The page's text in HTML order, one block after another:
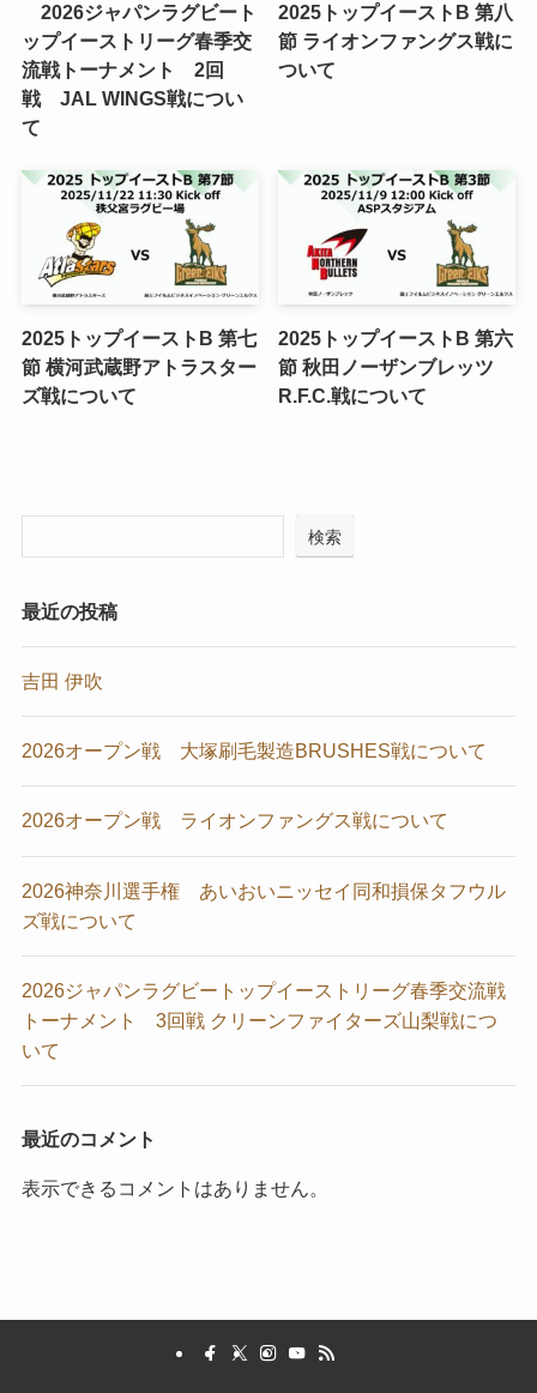
2026ジャパンラグビート
ップイーストリーグ春季交
流戦トーナメント 2回
戦 JAL WINGS戦につい
て
2025トップイーストB 第八
節 ライオンファングス戦に
ついて
2025トップイーストB 第七
節 横河武蔵野アトラスター
ズ戦について
2025トップイーストB 第六
節 秋田ノーザンブレッツ
R.F.C.戦について
検索
最近の投稿
吉田 伊吹
2026オープン戦 大塚刷毛製造BRUSHES戦について
2026オープン戦 ライオンファングス戦について
2026神奈川選手権 あいおいニッセイ同和損保タフウル
ズ戦について
2026ジャパンラグビートップイーストリーグ春季交流戦
トーナメント 3回戦 クリーンファイターズ山梨戦につ
いて
最近のコメント
表示できるコメントはありません。